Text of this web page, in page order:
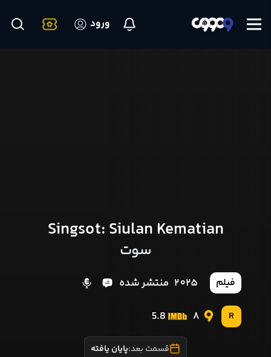
ورود
Singsot: Siulan Kematian
سوت
فیلم 2025 منتشر شده
R
8
5.8
قسمت بعد:پایان یافته